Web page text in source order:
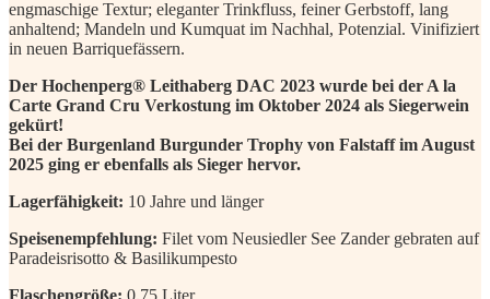
engmaschige Textur; eleganter Trinkfluss, feiner Gerbstoff, lang
anhaltend; Mandeln und Kumquat im Nachhal, Potenzial. Vinifiziert
in neuen Barriquefässern.
Der Hochenperg® Leithaberg DAC 2023 wurde bei der A la
Carte Grand Cru Verkostung im Oktober 2024 als Siegerwein
gekürt!
Bei der Burgenland Burgunder Trophy von Falstaff im August
2025 ging er ebenfalls als Sieger hervor.
Lagerfähigkeit: 10 Jahre und länger
Speisenempfehlung: Filet vom Neusiedler See Zander gebraten auf
Paradeisrisotto & Basilikumpesto
Flaschengröße: 0,75 Liter